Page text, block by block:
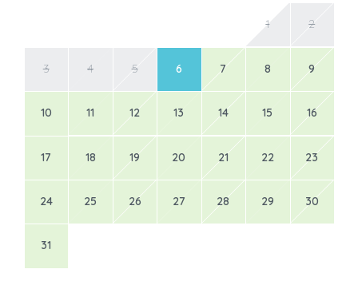
1 2
3 4 5 6 7 8 9
10 11 12 13 14 15 16
17 18 19 20 21 22 23
24 25 26 27 28 29 30
31